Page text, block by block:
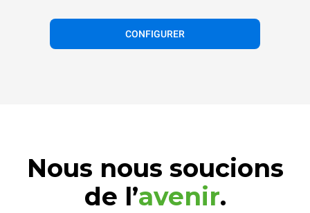
CONFIGURER
Nous nous soucions
de l’avenir.